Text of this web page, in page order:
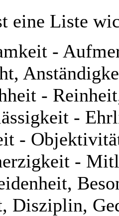
eine Liste
-
-
-
-
-
Disziplin,